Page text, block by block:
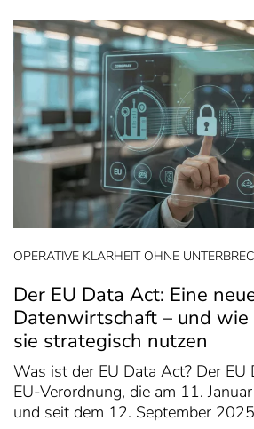
OPERATIVE KLARHEIT OHNE
Der EU Data Act: Eine
Datenwirtschaft – und
sie strategisch nutzen
Was ist der EU Data Act? Der EU
EU-Verordnung, die am 11.
und seit dem 12. September